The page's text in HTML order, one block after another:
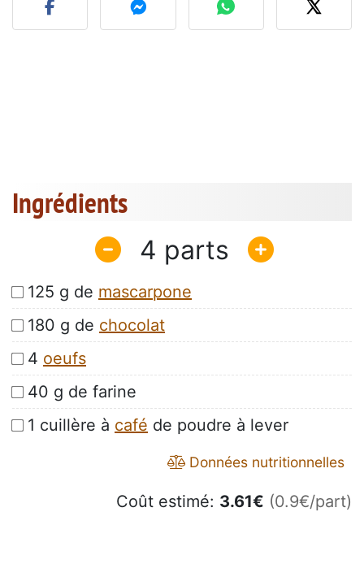
Ingrédients
4
125 g de mascarpone
180 g de chocolat
4 oeufs
40 g de farine
1 cuillère à café de poudre à lever
Données nutritionnelles
Coût estimé: 3.61€ (0.9€/part)